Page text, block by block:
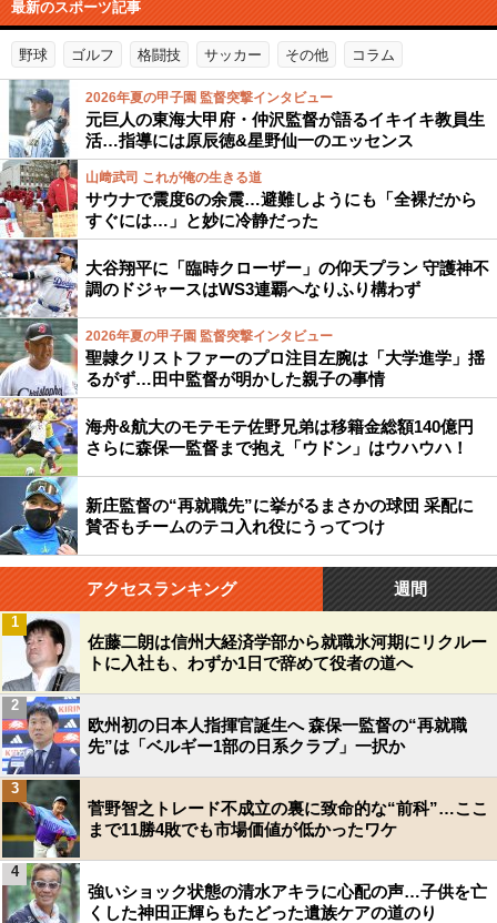
最新のスポーツ記事
野球 ゴルフ 格闘技 サッカー その他 コラム
2026年夏の甲子園 監督突撃インタビュー
元巨人の東海大甲府・仲沢監督が語るイキイキ教員生
活…指導には原辰徳&星野仙一のエッセンス
山﨑武司 これが俺の生きる道
サウナで震度6の余震…避難しようにも「全裸だから
すぐには…」と妙に冷静だった
大谷翔平に「臨時クローザー」の仰天プラン 守護神不
調のドジャースはWS3連覇へなりふり構わず
2026年夏の甲子園 監督突撃インタビュー
聖隷クリストファーのプロ注目左腕は「大学進学」揺
るがず…田中監督が明かした親子の事情
海舟&航大のモテモテ佐野兄弟は移籍金総額140億円
さらに森保一監督まで抱え「ウドン」はウハウハ！
新庄監督の“再就職先”に挙がるまさかの球団 采配に
賛否もチームのテコ入れ役にうってつけ
アクセスランキング 週間
佐藤二朗は信州大経済学部から就職氷河期にリクルー
トに入社も、わずか1日で辞めて役者の道へ
1
欧州初の日本人指揮官誕生へ 森保一監督の“再就職
先”は「ベルギー1部の日系クラブ」一択か
2
菅野智之トレード不成立の裏に致命的な“前科”…ここ
まで11勝4敗でも市場価値が低かったワケ
3
強いショック状態の清水アキラに心配の声…子供を亡
くした神田正輝らもたどった遺族ケアの道のり
4